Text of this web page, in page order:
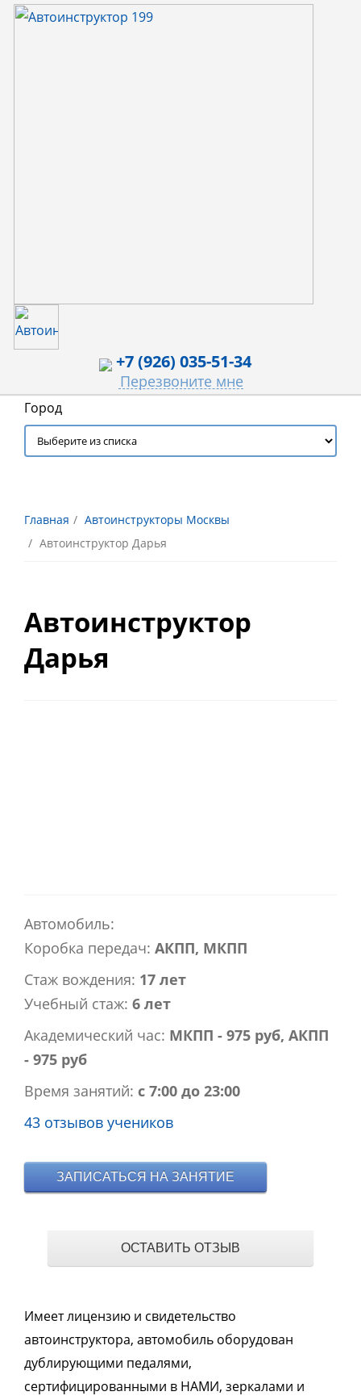
+7 (926) 035-51-34
Перезвоните мне
Округ
Город
Главная
Автоинструкторы Москвы
Автоинструктор Дарья
Автоинструктор
Дарья
Автомобиль:
Коробка передач: АКПП, МКПП
Стаж вождения: 17 лет
Учебный стаж: 6 лет
Академический час: МКПП - 975 руб, АКПП
- 975 руб
Время занятий: с 7:00 до 23:00
43 отзывов учеников
ЗАПИСАТЬСЯ НА ЗАНЯТИЕ
ОСТАВИТЬ ОТЗЫВ
Имеет лицензию и свидетельство
автоинструктора, автомобиль оборудован
дублирующими педалями,
сертифицированными в НАМИ, зеркалами и